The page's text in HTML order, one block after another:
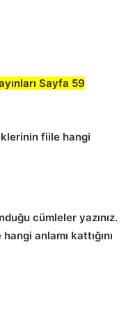
Sayfa 59
fiile hangi
cümleler yazınız.
anlamı kattığını